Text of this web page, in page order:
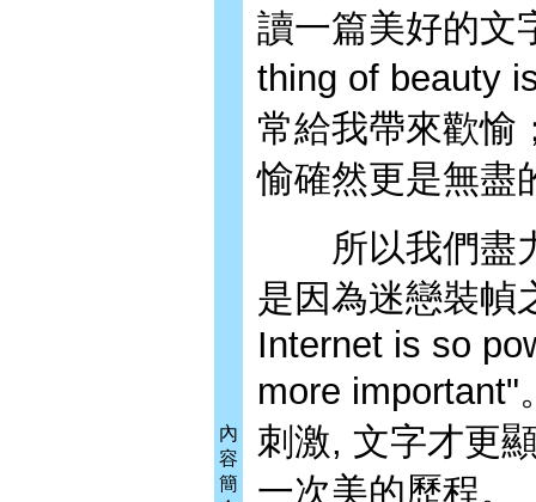
內
容
簡
讀一篇美好的文
thing of beauty
常給我帶來歡愉
愉確然更是無盡
所以我們盡力
是因為迷戀裝幀
Internet is so
more important"
刺激, 文字才更
一次美的歷程。